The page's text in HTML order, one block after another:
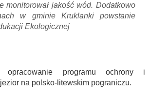
monitorował jakość wód. Dodatkowo
w gminie Kruklanki powstanie
Ekologicznej
opracowanie programu ochrony i
na polsko-litewskim pograniczu.